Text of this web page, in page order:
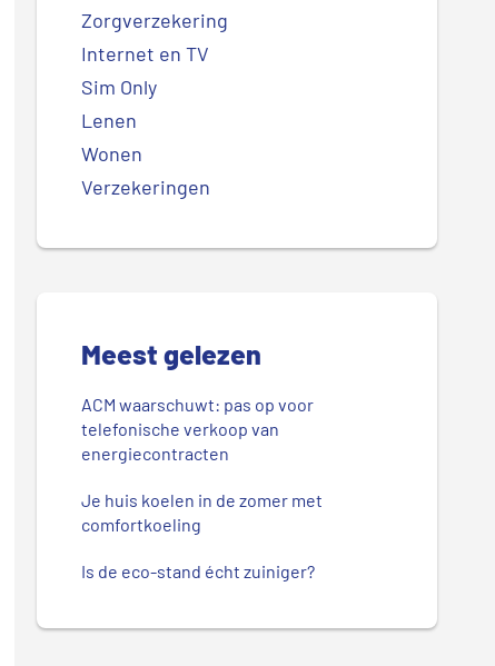
Zorgverzekering
Internet en TV
Sim Only
Lenen
Wonen
Verzekeringen
Meest gelezen
ACM waarschuwt: pas op voor
telefonische verkoop van
energiecontracten
Je huis koelen in de zomer met
comfortkoeling
Is de eco-stand écht zuiniger?